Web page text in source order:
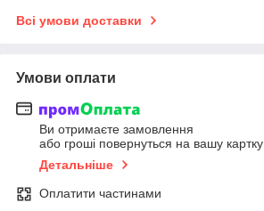
Всі умови доставки
Умови оплати
Ви отримаєте замовлення
або гроші повернуться на вашу картку
Детальніше
Оплатити частинами